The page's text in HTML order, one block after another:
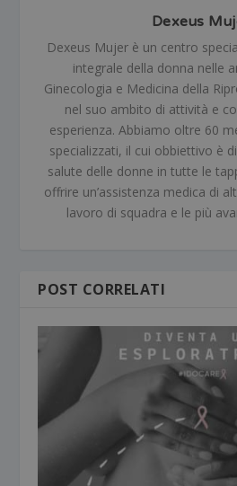
Dexeus
Dexeus Mujer è un centro
integrale della donna nelle
Ginecologia e Medicina della
nel suo ambito di attività e
esperienza. Abbiamo oltre 60
specializzati, il cui obbiettivo è
salute delle donne in tutte le
offrire un’assistenza medica di
lavoro di squadra e le più
POST CORRELATI